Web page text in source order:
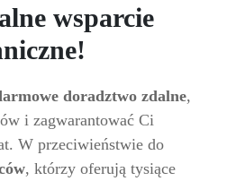
wsparcie
doradztwo zdalne,
i zagwarantować Ci
W przeciwieństwie do
, którzy oferują tysiące